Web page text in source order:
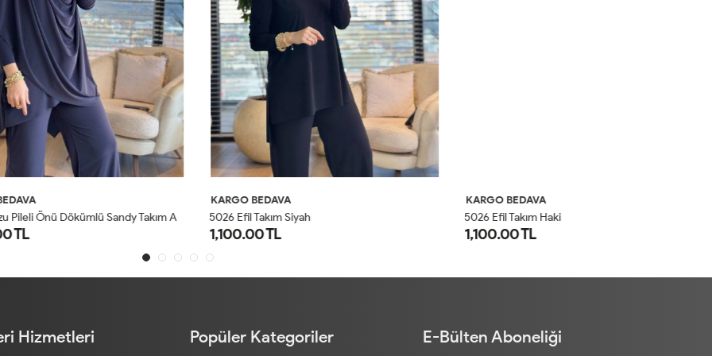
KARGO BEDAVA
5026 Efil Takım Siyah
1,100.00 TL
KARGO BEDAVA
5026 Efil Takım Haki
1,100.00 TL
Hizmetleri Popüler Kategoriler E-Bülten Aboneliği